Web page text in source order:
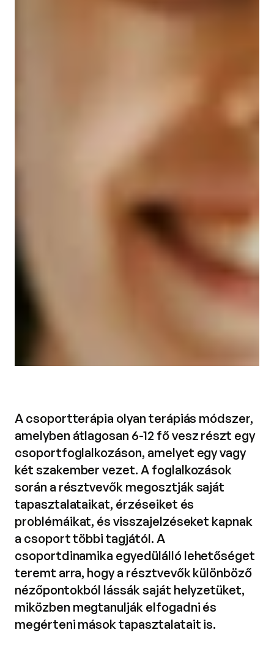
A csoportterápia olyan terápiás módszer,
amelyben átlagosan 6-12 fő vesz részt egy
csoportfoglalkozáson, amelyet egy vagy
két szakember vezet. A foglalkozások
során a résztvevők megosztják saját
tapasztalataikat, érzéseiket és
problémáikat, és visszajelzéseket kapnak
a csoport többi tagjától. A
csoportdinamika egyedülálló lehetőséget
teremt arra, hogy a résztvevők különböző
nézőpontokból lássák saját helyzetüket,
miközben megtanulják elfogadni és
megérteni mások tapasztalatait is.